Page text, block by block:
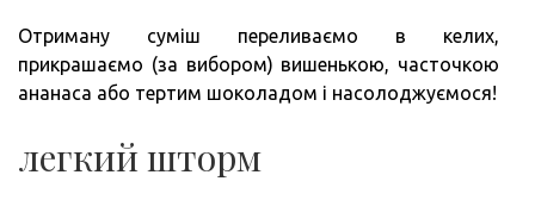
Отриману суміш переливаємо в келих,
прикрашаємо (за вибором) вишенькою, часточкою
ананаса або тертим шоколадом і насолоджуємося!
легкий шторм